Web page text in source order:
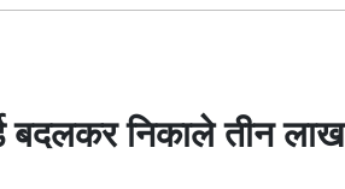
बदलकर निकाले तीन लाख